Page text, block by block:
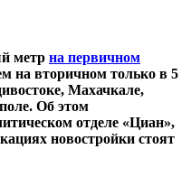
метр на первичном
на вторичном только в 5
Махачкале,
Об этом
отделе «Циан»,
новостройки стоят